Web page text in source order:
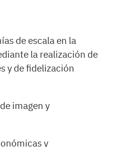
de escala en la
la realización de
y de fidelización
imagen y
y